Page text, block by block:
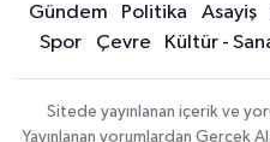
Gündem Politika Asayiş
Spor
Çevre Kültür -
Sitede yayınlanan içerik ve
Yayınlanan yorumlardan Gerçek